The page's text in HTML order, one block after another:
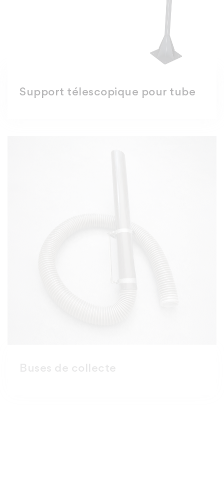
Support télescopique pour tube